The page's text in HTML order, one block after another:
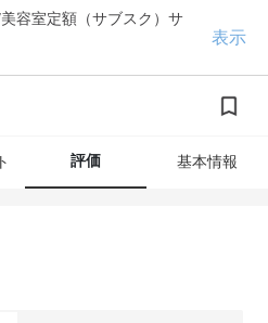
容室定額（サブスク）サ
表示
評価 基本情報